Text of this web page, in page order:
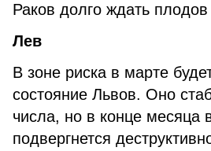
Раков долго ждать
Лев
В зоне риска в марте
состояние Львов. Оно
числа, но в конце месяца
подвергнется